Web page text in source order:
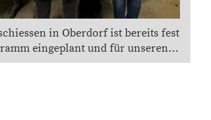
in Oberdorf ist bereits fest
eingeplant und für unseren...